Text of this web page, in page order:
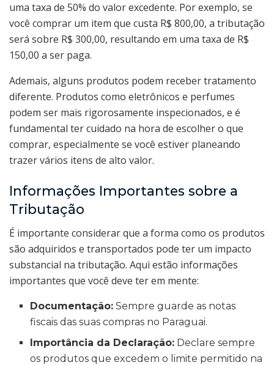
uma taxa de 50% do valor excedente. Por exemplo, se
você comprar um item que custa R$ 800,00, a tributação
será sobre R$ 300,00, resultando em uma taxa de R$
150,00 a ser paga.
Ademais, alguns produtos podem receber tratamento
diferente. Produtos como eletrônicos e perfumes
podem ser mais rigorosamente inspecionados, e é
fundamental ter cuidado na hora de escolher o que
comprar, especialmente se você estiver planeando
trazer vários itens de alto valor.
Informações Importantes sobre a
Tributação
É importante considerar que a forma como os produtos
são adquiridos e transportados pode ter um impacto
substancial na tributação. Aqui estão informações
importantes que você deve ter em mente:
Documentação: Sempre guarde as notas
fiscais das suas compras no Paraguai.
Importância da Declaração: Declare sempre
os produtos que excedem o limite permitido na